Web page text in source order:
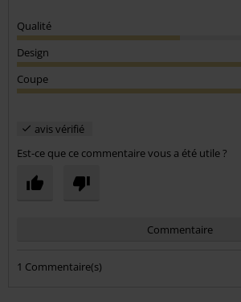
Qualité
Design
Coupe
avis vérifié
Est-ce que ce commentaire vous a été utile ?
Commentaire
1 Commentaire(s)